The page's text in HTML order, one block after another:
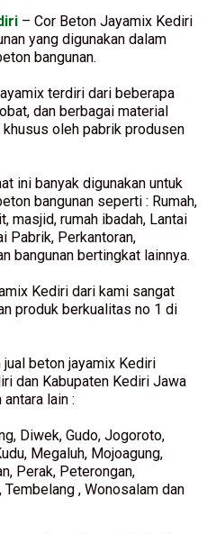
– Cor Beton Jayamix Kediri
yang digunakan dalam
bangunan.
terdiri dari beberapa
dan berbagai material
oleh pabrik produsen
ini banyak digunakan untuk
bangunan seperti : Rumah,
masjid, rumah ibadah, Lantai
Pabrik, Perkantoran,
bangunan bertingkat lainnya.
Kediri dari kami sangat
produk berkualitas no 1 di
jual beton jayamix Kediri
dan Kabupaten Kediri Jawa
lain :
Diwek, Gudo, Jogoroto,
Megaluh, Mojoagung,
Perak, Peterongan,
, Wonosalam dan